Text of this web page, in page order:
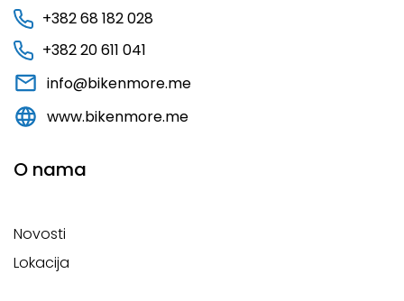
+382 68 182 028
+382 20 611 041
info@bikenmore.me
www.bikenmore.me
O nama
Novosti
Lokacija